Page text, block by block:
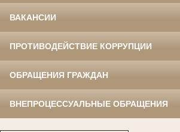
ВАКАНСИИ
ПРОТИВОДЕЙСТВИЕ КОРРУПЦИИ
ОБРАЩЕНИЯ ГРАЖДАН
ВНЕПРОЦЕССУАЛЬНЫЕ ОБРАЩЕНИЯ